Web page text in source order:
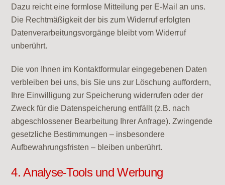
Dazu reicht eine formlose Mitteilung per E-Mail an uns.
Die Rechtmäßigkeit der bis zum Widerruf erfolgten
Datenverarbeitungsvorgänge bleibt vom Widerruf
unberührt.
Die von Ihnen im Kontaktformular eingegebenen Daten
verbleiben bei uns, bis Sie uns zur Löschung auffordern,
Ihre Einwilligung zur Speicherung widerrufen oder der
Zweck für die Datenspeicherung entfällt (z.B. nach
abgeschlossener Bearbeitung Ihrer Anfrage). Zwingende
gesetzliche Bestimmungen – insbesondere
Aufbewahrungsfristen – bleiben unberührt.
4. Analyse-Tools und Werbung